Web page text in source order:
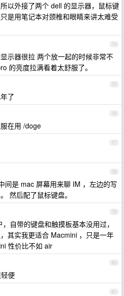
以外接了两个 dell 的显示器，鼠标键
是用笔记本对颈椎和眼睛来讲太难受
74
示器很拉 两个放一起的时候非常不
的亮度拉满看着太舒服了。
75
了
76
在用 /doge
77
78
间是 mac 屏幕用来聊 IM ，左边的写
然后配了鼠标键盘。
79
自带的键盘和触摸板基本没用过，
其实我更适合 Macmini ，只是一年
性价比不如 air
80
便
81